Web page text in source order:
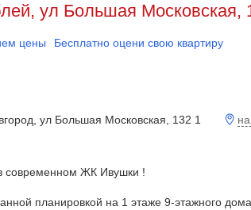
ул Большая Московская,
цены Бесплатно оцени свою квартиру
ул Большая Московская, 132 1
современном ЖК Ивушки !
планировкой на 1 этаже 9-этажного